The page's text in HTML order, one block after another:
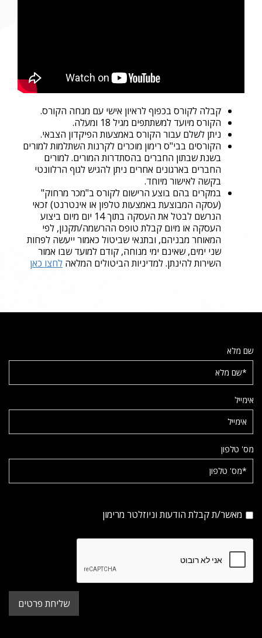
קבלה לקורס בכפוף לראיון אישי עם מנחה הקורס.
הקורס מיועד למשתתפים מגיל 18 ומעלה.
ניתן לשלם עבור הקורס באמצעות הפיקדון הצבאי.
הקורסים בבי"ס רימון מוכרים לקרנות השתלמות למורים
בשנת שבתון החברים בהסתדרות המורים. למורים
החברים בארגונים אחרים ניתן להגיש לגוף הרלוונטי
בקשה לאישור מיוחד.
במקרים בהם בוצע הרישום לקורס ב"מכר מרחוק"
(עסקה המבוצעת באמצעות טלפון או אינטרנט) זכאי
הנרשם לבטל את העסקה בתוך 14 יום מיום ביצוע
העסקה או מיום קבלת טופס ההרשמה/תקנון, לפי
המאוחר מבניהם, ובתנאי שביטול כאמור ייעשה לפחות
שני ימים, שאינם ימי מנוחה, קודם למועד שבו אמור
השירות להינתן. למדיניות הביטולים המלאה לחצו כאן
שם מלא
אימייל
מס' טלפון
מאשר/ת קבלת הודעות וניוזלטר מרימון